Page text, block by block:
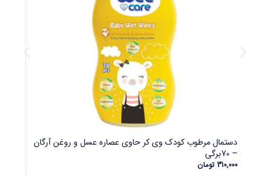
دستمال مرطوب کودک وی کر حاوی عصاره عسل و روغن آرگان
– 70برگی
310,000 تومان